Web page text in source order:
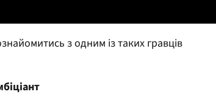
з одним із таких гравців